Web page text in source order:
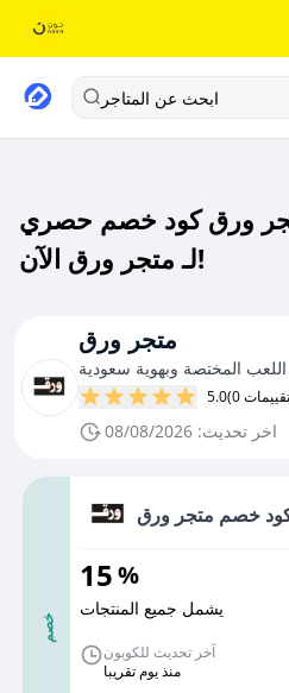
ابحث عن المتاجر
ورق كود خصم حصري
لـ متجر ورق الآن!
متجر ورق
المختصة وبهوية سعودية
5.0
اخر تحديث: 08/08/2026
خصم
خصم متجر ورق
15%
يشمل جميع المنتجات
آخر تحديث للكوبون
منذ يوم تقريبا